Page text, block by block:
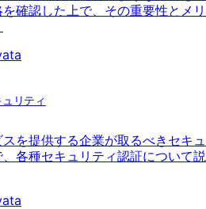
確認した上で、その重要性とメリ
リティ
を提供する企業が取るべきセキュ
各種セキュリティ認証について説